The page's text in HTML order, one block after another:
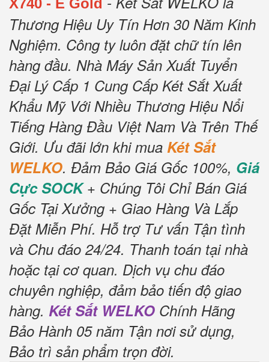
X740 - E Gold
Thương Hiệu Uy Tín Hơn 30 Năm Kinh
Nghiệm. Công ty luôn đặt chữ tín lên
hàng đầu. Nhà Máy Sản Xuất Tuyển
Đại Lý Cấp 1 Cung Cấp Két Sắt Xuất
Khẩu Mỹ Với Nhiều Thương Hiệu Nổi
Tiếng Hàng Đầu Việt Nam Và Trên Thế
Giới. Ưu đãi lớn khi mua Két Sắt
WELKO. Đảm Bảo Giá Gốc 100%, Giá
Cực SOCK+ Chúng Tôi Chỉ Bán Giá
Gốc Tại Xưởng + Giao Hàng Và Lắp
Đặt Miễn Phí. Hỗ trợ Tư vấn Tận tình
và Chu đáo 24/24. Thanh toán tại nhà
hoặc tại cơ quan. Dịch vụ chu đáo
chuyên nghiệp, đảm bảo tiến độ giao
hàng. Két Sắt WELKO Chính Hãng
Bảo Hành 05 năm Tận nơi sử dụng,
Bảo trì sản phẩm trọn đời.